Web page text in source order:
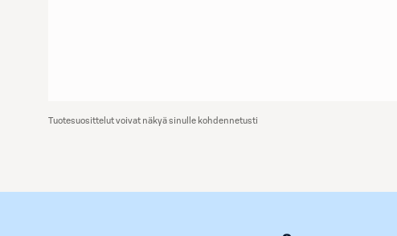
Tuotesuosittelut voivat näkyä sinulle kohdennetusti